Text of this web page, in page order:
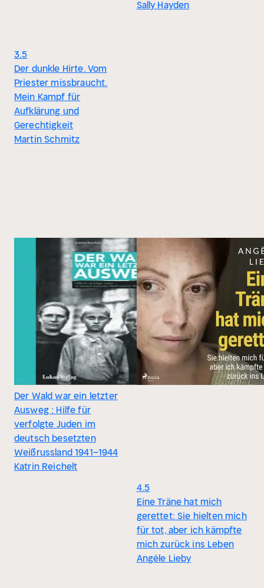
3.5
Der dunkle Hirte. Vom
Priester missbraucht.
Mein Kampf für
Aufklärung und
Gerechtigkeit
Martin Schmitz
Sally Hayden
Der Wald war ein letzter
Ausweg : Hilfe für
verfolgte Juden im
deutsch besetzten
Weißrussland 1941–1944
Katrin Reichelt
4.5
Eine Träne hat mich
gerettet: Sie hielten mich
für tot, aber ich kämpfte
mich zurück ins Leben
Angèle Lieby